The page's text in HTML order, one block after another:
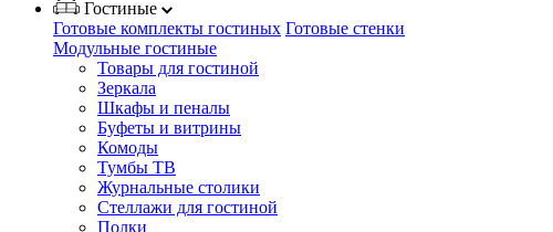
Гостиные
Готовые комплекты гостиных Готовые стенки
Модульные гостиные
Товары для гостиной
Зеркала
Шкафы и пеналы
Буфеты и витрины
Комоды
Тумбы ТВ
Журнальные столики
Стеллажи для гостиной
Полки